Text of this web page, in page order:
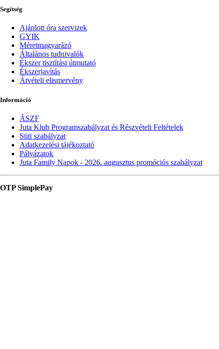
Segítség
Ajánlott óra szervizek
GYIK
Méretmagyarázó
Általános tudnivalók
Ékszer tisztítási útmutató
Ékszerjavítás
Átvételi elismervény
Információ
ÁSZF
Juta Klub Programszabályzat és Részvételi Feltételek
Süti szabályzat
Adatkezelési tájékoztató
Pályázatok
Juta Family Napok - 2026. augusztus promóciós szabályzat
OTP SimplePay